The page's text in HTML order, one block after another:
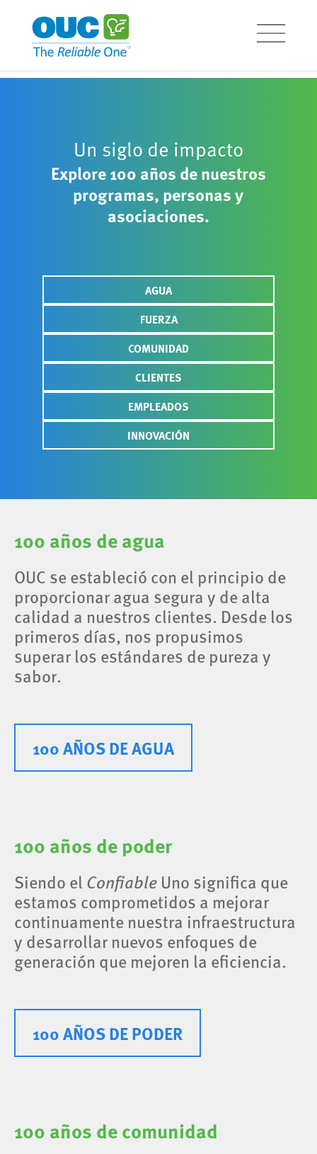
Un siglo de impacto
Explore 100 años de nuestros
programas, personas y
asociaciones.
AGUA
FUERZA
COMUNIDAD
CLIENTES
EMPLEADOS
INNOVACIÓN
100 años de agua
OUC se estableció con el principio de
proporcionar agua segura y de alta
calidad a nuestros clientes. Desde los
primeros días, nos propusimos
superar los estándares de pureza y
sabor.
100 AÑOS DE AGUA
100 años de poder
Siendo el Confiable Uno significa que
estamos comprometidos a mejorar
continuamente nuestra infraestructura
y desarrollar nuevos enfoques de
generación que mejoren la eficiencia.
100 AÑOS DE PODER
100 años de comunidad